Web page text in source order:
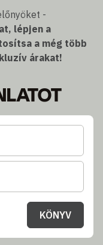
-
lépjen a
a még több
árakat!
számát
KÖNYV